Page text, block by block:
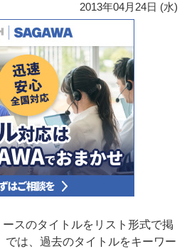
2013年04月24日 (水)
スのタイトルをリスト形式で掲
では、過去のタイトルをキーワー